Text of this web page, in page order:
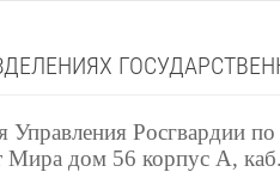
Управления Росгвардии
Мира дом 56 корпус А,